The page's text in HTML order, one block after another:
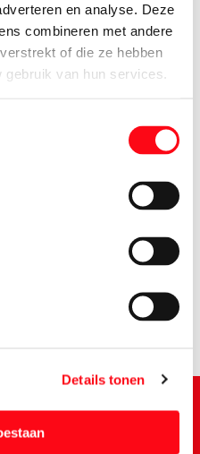
en analyse. Deze
combineren met andere
of die ze hebben
van hun services.
Details tonen